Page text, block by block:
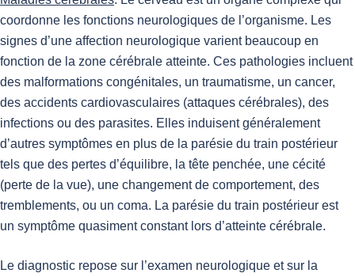
coordonne les fonctions neurologiques de l’organisme. Les
signes d’une affection neurologique varient beaucoup en
fonction de la zone cérébrale atteinte. Ces pathologies incluent
des malformations congénitales, un traumatisme, un cancer,
des accidents cardiovasculaires (attaques cérébrales), des
infections ou des parasites. Elles induisent généralement
d’autres symptômes en plus de la parésie du train postérieur
tels que des pertes d’équilibre, la tête penchée, une cécité
(perte de la vue), une changement de comportement, des
tremblements, ou un coma. La parésie du train postérieur est
un symptôme quasiment constant lors d’atteinte cérébrale.
Le diagnostic repose sur l’examen neurologique et sur la